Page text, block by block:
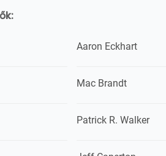
Aaron Eckhart
Mac Brandt
Patrick R. Walker